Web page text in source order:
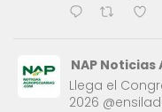
NAP Noticias
Llega el
2026